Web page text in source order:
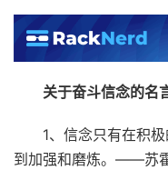
关于奋斗信念的名
1、信念只有在积
到加强和磨炼。——苏